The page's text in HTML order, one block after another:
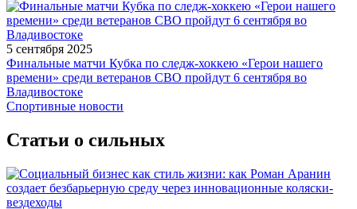
5 сентября 2025
Финальные матчи Кубка по следж-хоккею «Герои нашего
времени» среди ветеранов СВО пройдут 6 сентября во
Владивостоке
Спортивные новости
Статьи о сильных